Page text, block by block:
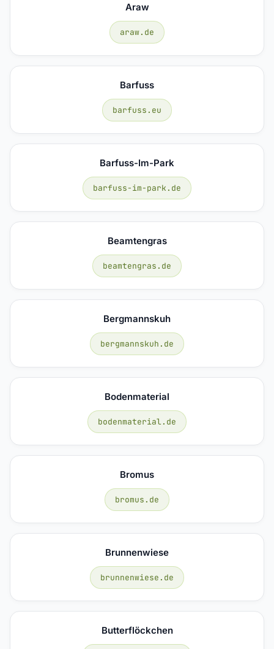
Araw
araw.de
Barfuss
barfuss.eu
Barfuss-Im-Park
barfuss-im-park.de
Beamtengras
beamtengras.de
Bergmannskuh
bergmannskuh.de
Bodenmaterial
bodenmaterial.de
Bromus
bromus.de
Brunnenwiese
brunnenwiese.de
Butterflöckchen